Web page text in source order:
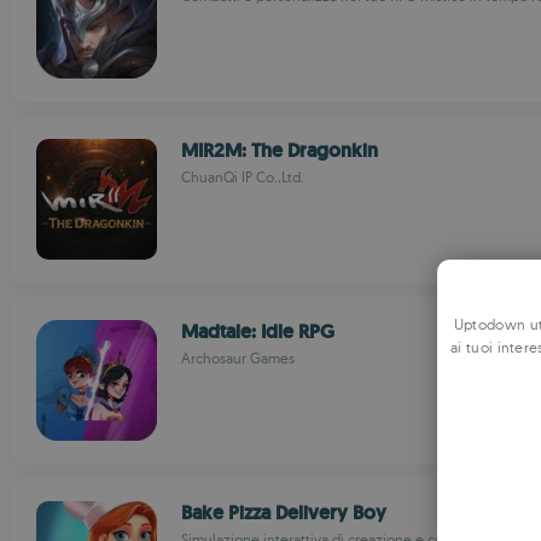
MIR2M: The Dragonkin
ChuanQi IP Co.,Ltd.
Madtale: Idle RPG
Archosaur Games
Bake Pizza Delivery Boy
Uptodown
ai tuoi